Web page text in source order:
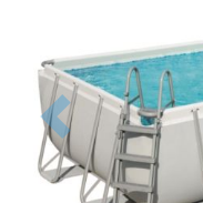
Předchozí